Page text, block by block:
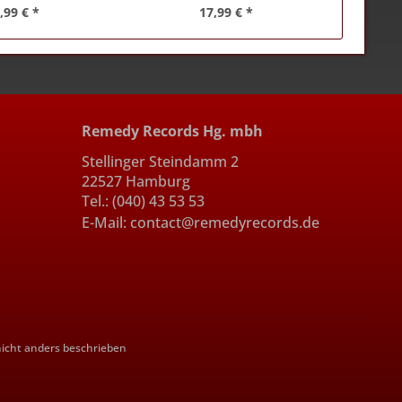
€ * 17,99 € *
Remedy Records Hg. mbh
Stellinger Steindamm 2
22527 Hamburg
Tel.: (040) 43 53 53
E-Mail: contact@remedyrecords.de
anders beschrieben